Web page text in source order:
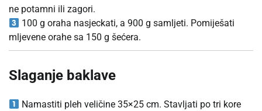
ne potamni ili zagori.
100 g oraha nasjeckati, a 900 g samljeti. Pomiješati
mljevene orahe sa 150 g šećera.
Slaganje baklave
Namastiti pleh veličine 35×25 cm. Stavljati po tri kore